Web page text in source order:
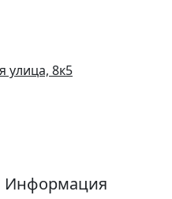
улица, 8к5
Информация